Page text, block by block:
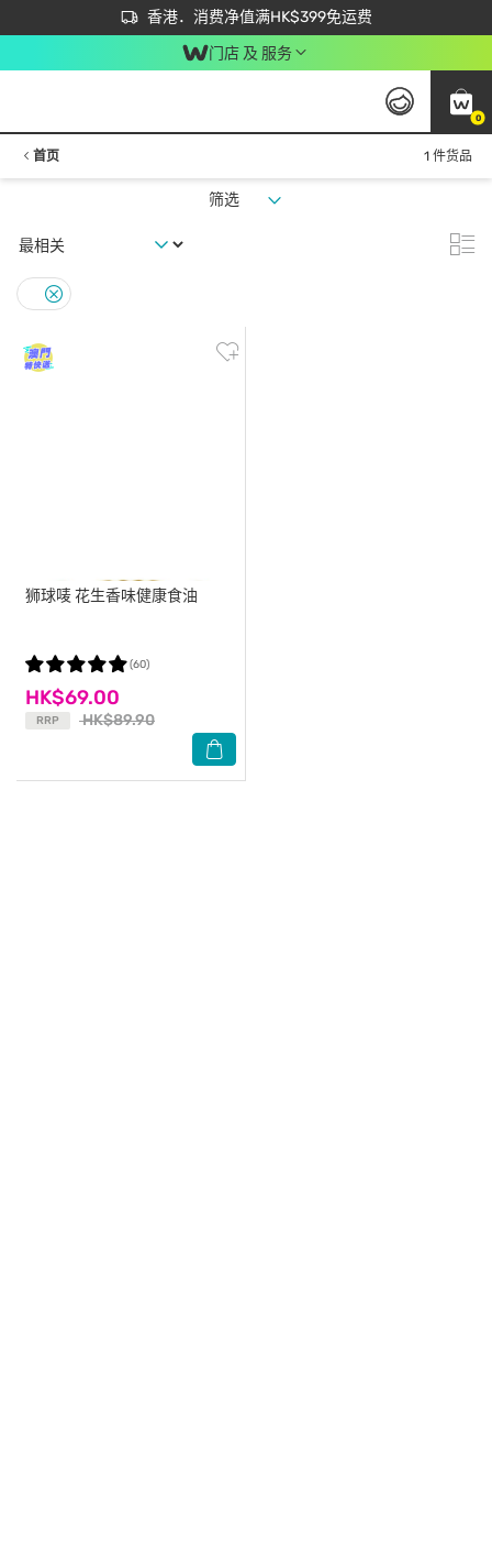
香港．消费净值满HK$399免运费
立即成为易赏钱会员尽享独家优惠
首次APP下单买满$450 输入 NEWAPP 即减$50
门店 及 服务
0
首页 1 件货品
筛选
狮球唛花生香味健康食油
HK$69.00
RRP HK$89.90
(60)